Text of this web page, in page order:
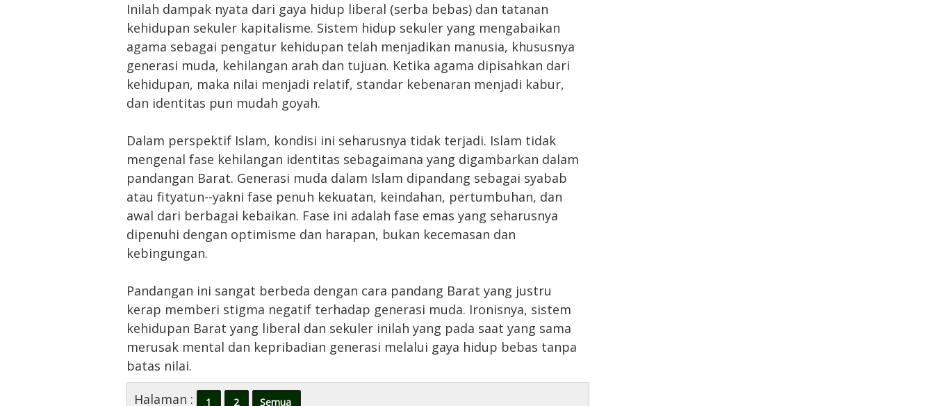
Inilah dampak nyata dari gaya hidup liberal (serba bebas) dan tatanan
kehidupan sekuler kapitalisme. Sistem hidup sekuler yang mengabaikan
agama sebagai pengatur kehidupan telah menjadikan manusia, khususnya
generasi muda, kehilangan arah dan tujuan. Ketika agama dipisahkan dari
kehidupan, maka nilai menjadi relatif, standar kebenaran menjadi kabur,
dan identitas pun mudah goyah.
Dalam perspektif Islam, kondisi ini seharusnya tidak terjadi. Islam tidak
mengenal fase kehilangan identitas sebagaimana yang digambarkan dalam
pandangan Barat. Generasi muda dalam Islam dipandang sebagai syabab
atau fityatun--yakni fase penuh kekuatan, keindahan, pertumbuhan, dan
awal dari berbagai kebaikan. Fase ini adalah fase emas yang seharusnya
dipenuhi dengan optimisme dan harapan, bukan kecemasan dan
kebingungan.
Pandangan ini sangat berbeda dengan cara pandang Barat yang justru
kerap memberi stigma negatif terhadap generasi muda. Ironisnya, sistem
kehidupan Barat yang liberal dan sekuler inilah yang pada saat yang sama
merusak mental dan kepribadian generasi melalui gaya hidup bebas tanpa
batas nilai.
Halaman :
1 2 Semua